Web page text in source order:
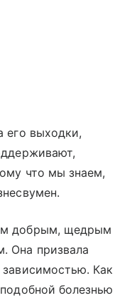
его выходки,
что мы знаем,
добрым, щедрым
Она призвала
Как
болезнью